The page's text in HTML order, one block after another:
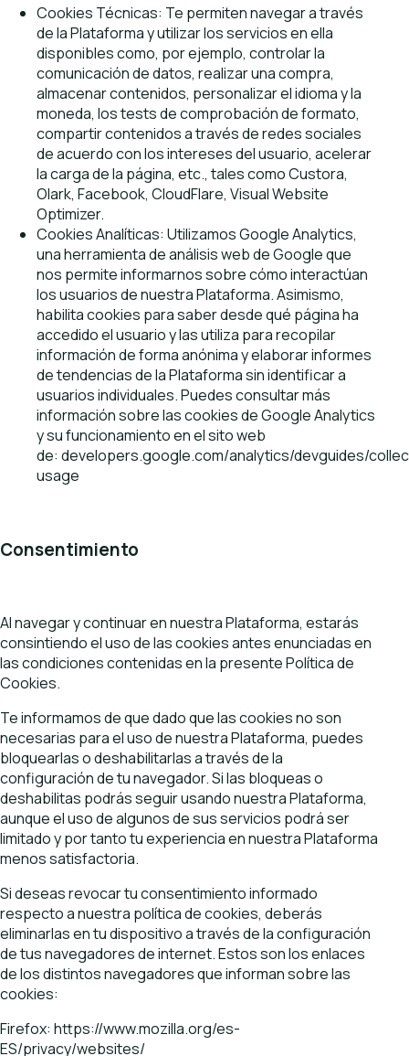
Cookies Técnicas: Te permiten navegar a través
de la Plataforma y utilizar los servicios en ella
disponibles como, por ejemplo, controlar la
comunicación de datos, realizar una compra,
almacenar contenidos, personalizar el idioma y la
moneda, los tests de comprobación de formato,
compartir contenidos a través de redes sociales
de acuerdo con los intereses del usuario, acelerar
la carga de la página, etc., tales como Custora,
Olark, Facebook, CloudFlare, Visual Website
Optimizer.
Cookies Analíticas: Utilizamos Google Analytics,
una herramienta de análisis web de Google que
nos permite informarnos sobre cómo interactúan
los usuarios de nuestra Plataforma. Asimismo,
habilita cookies para saber desde qué página ha
accedido el usuario y las utiliza para recopilar
información de forma anónima y elaborar informes
de tendencias de la Plataforma sin identificar a
usuarios individuales. Puedes consultar más
información sobre las cookies de Google Analytics
y su funcionamiento en el sito web
de: developers.google.com/analytics/devguides/
usage
Consentimiento
Al navegar y continuar en nuestra Plataforma, estarás
consintiendo el uso de las cookies antes enunciadas en
las condiciones contenidas en la presente Política de
Cookies.
Te informamos de que dado que las cookies no son
necesarias para el uso de nuestra Plataforma, puedes
bloquearlas o deshabilitarlas a través de la
configuración de tu navegador. Si las bloqueas o
deshabilitas podrás seguir usando nuestra Plataforma,
aunque el uso de algunos de sus servicios podrá ser
limitado y por tanto tu experiencia en nuestra Plataforma
menos satisfactoria.
Si deseas revocar tu consentimiento informado
respecto a nuestra política de cookies, deberás
eliminarlas en tu dispositivo a través de la configuración
de tus navegadores de internet. Estos son los enlaces
de los distintos navegadores que informan sobre las
cookies:
Firefox: https://www.mozilla.org/es-
ES/privacy/websites/